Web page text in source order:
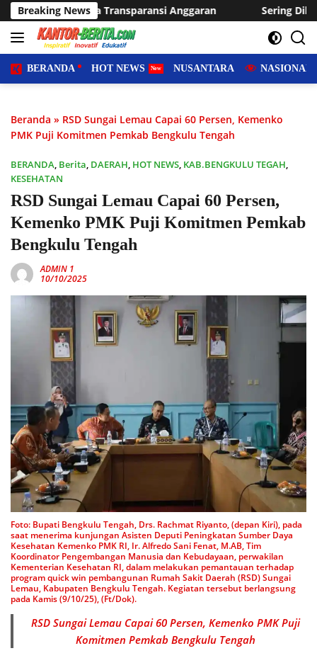
Langsung
ke
konten
Breaking News
Anggaran Sering Dilanda Genangan, Desa
BERANDA HOT NEWS NUSANTARA NASIONAL
Beranda » RSD Sungai Lemau Capai 60 Persen, Kemenko
PMK Puji Komitmen Pemkab Bengkulu Tengah
BERANDA, Berita, DAERAH, HOT NEWS, KAB.BENGKULU TEGAH,
KESEHATAN
RSD Sungai Lemau Capai 60 Persen,
Kemenko PMK Puji Komitmen Pemkab
Bengkulu Tengah
ADMIN 1
10/10/2025
Foto: Bupati Bengkulu Tengah, Drs. Rachmat Riyanto, (depan Kiri), pada
saat menerima kunjungan Asisten Deputi Peningkatan Sumber Daya
Kesehatan Kemenko PMK RI, Ir. Alfredo Sani Fenat, M.AB, Tim
Koordinator Pengembangan Manusia dan Kebudayaan, perwakilan
Kementerian Kesehatan RI, dalam melakukan pemantauan terhadap
program quick win pembangunan Rumah Sakit Daerah (RSD) Sungai
Lemau, Kabupaten Bengkulu Tengah. Kegiatan tersebut berlangsung
pada Kamis (9/10/25), (Ft/Dok).
RSD Sungai Lemau Capai 60 Persen, Kemenko PMK Puji
Komitmen Pemkab Bengkulu Tengah